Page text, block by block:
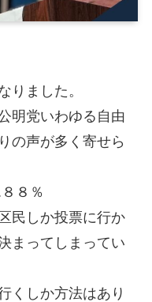
りました。
明党いわゆる自由
の声が多く寄せら
８％
民しか投票に行か
まってしまってい
くしか方法はあり